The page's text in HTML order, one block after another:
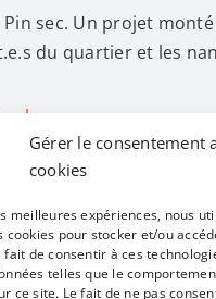
Gérer le consentement
cookies
meilleures expériences, nous
cookies pour stocker et/ou
fait de consentir à ces
telles que le
ce site. Le fait de ne pas
sec. Un projet
du quartier et les
plus…